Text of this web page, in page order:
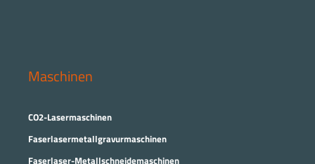
Maschinen
CO2-Lasermaschinen
Faserlasermetallgravurmaschinen
Faserlaser-Metallschneidemaschinen